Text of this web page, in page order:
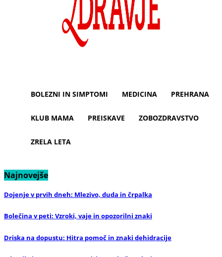
BOLEZNI IN SIMPTOMI MEDICINA PREHRANA
KLUB MAMA PREISKAVE ZOBOZDRAVSTVO
ZRELA LETA
Najnovejše
Dojenje v prvih dneh: Mlezivo, duda in črpalka
Bolečina v peti: Vzroki, vaje in opozorilni znaki
Driska na dopustu: Hitra pomoč in znaki dehidracije